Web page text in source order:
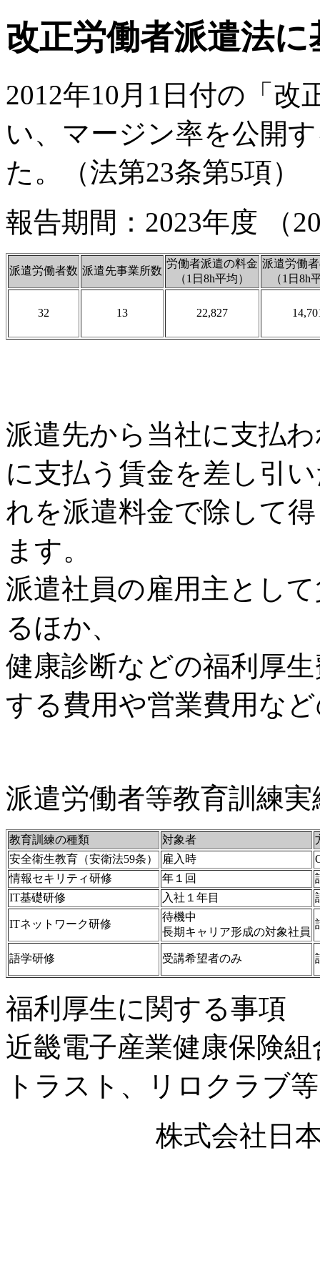
改正労働者派遣法
2012年10月1日付の「改
い、マージン率を公開
た。（法第23条第5項）
報告期間：2023年度 （
派遣労働者数 派遣先事業所数
労働者派遣の料金
（1日8h平均）
派遣労働
（1日8h
32 13 22,827
派遣先から当社に支払
に支払う賃金を差し引
れを派遣料金で除して
ます。
派遣社員の雇用主とし
るほか、
健康診断などの福利厚
する費用や営業費用な
派遣労働者等教育訓練実
教育訓練の種類 対象者
安全衛生教育（安衛法59条）
雇入時
情報セキリティ研修
年１回
IT基礎研修
入社１年目
ITネットワーク研修
待機中
長期キャリア形成の対象社員
語学研修 受講希望者のみ
福利厚生に関する事項
近畿電子産業健康保険
トラスト、リロクラブ
株式会社日